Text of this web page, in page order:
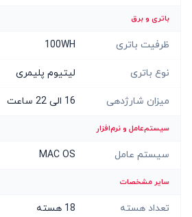
باتری و برق
ظرفیت باتری 100WH
نوع باتری لیتیوم پلیمری
میزان شارژدهی 16 الی 22 ساعت
سیستم‌عامل و نرم‌افزار
سیستم عامل MAC OS
سایر مشخصات
تعداد هسته 18 هسته